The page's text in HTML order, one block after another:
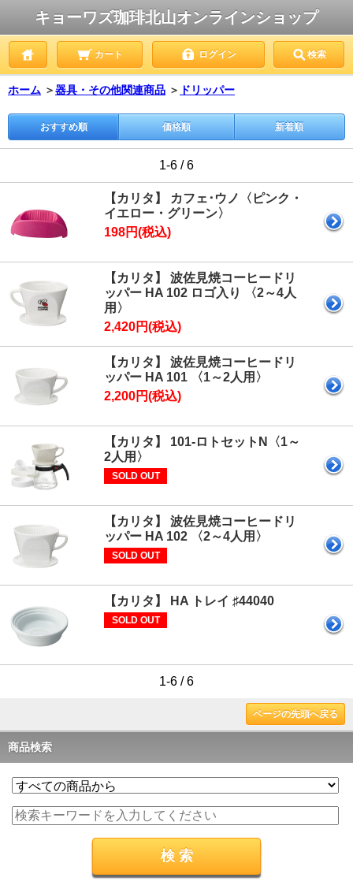
キョーワズ珈琲北山オンラインショップ
カート ログイン 検索
ホーム ＞器具・その他関連商品 ＞ ドリッパー
おすすめ順 価格順 新着順
1-6 / 6
【カリタ】 カフェ･ウノ〈ピンク・
イエロー・グリーン〉
198円(税込)
【カリタ】 波佐見焼コーヒードリ
ッパー HA 102 ロゴ入り 〈2～4人
用〉
2,420円(税込)
【カリタ】 波佐見焼コーヒードリ
ッパー HA 101 〈1～2人用〉
2,200円(税込)
【カリタ】 101-ロトセットN〈1～
2人用〉
SOLD OUT
【カリタ】 波佐見焼コーヒードリ
ッパー HA 102 〈2～4人用〉
SOLD OUT
【カリタ】 HA トレイ ♯44040
SOLD OUT
1-6 / 6
ページの先頭へ戻る
商品検索